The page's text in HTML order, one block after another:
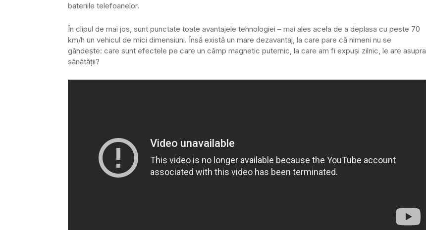
bateriile telefoanelor.
În clipul de mai jos, sunt punctate toate avantajele tehnologiei – mai ales acela de a deplasa cu peste 70
km/h un vehicul de mici dimensiuni. Însă există un mare dezavantaj, la care pare că nimeni nu se
gândește: care sunt efectele pe care un câmp magnetic puternic, la care am fi expuși zilnic, le are asupra
sănătății?